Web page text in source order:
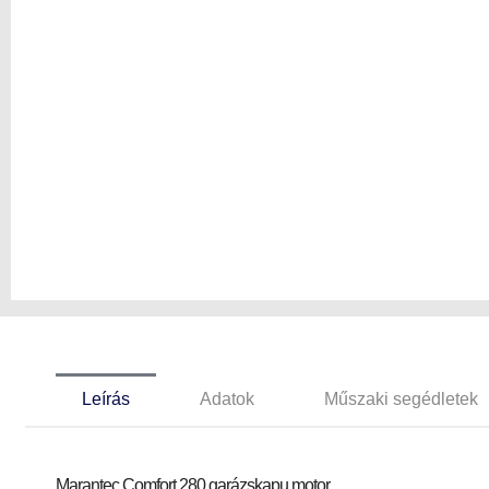
Leírás Adatok Műszaki segédletek
Marantec Comfort 280 garázskapu motor